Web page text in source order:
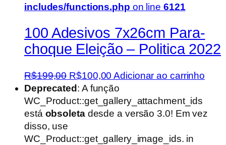
includes/functions.php on line 6121
100 Adesivos 7x26cm Para-
choque Eleição – Politica 2022
R$199,00 O
preço
original
era:
R$100,00 O
preço
atual
é:
Adicionar ao carrinho
Deprecated : A função
WC_Product::get_gallery_attachment_ids
está obsoletadesde a versão 3.0! Em vez
disso, use
WC_Product::get_gallery_image_ids. in